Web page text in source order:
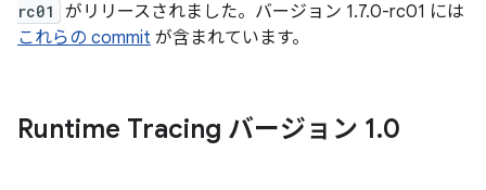
rc01
がリリースされました。バージョン 1.7.0-rc01 には
これらの commit が含まれています。
Runtime Tracing バージョン 1.0